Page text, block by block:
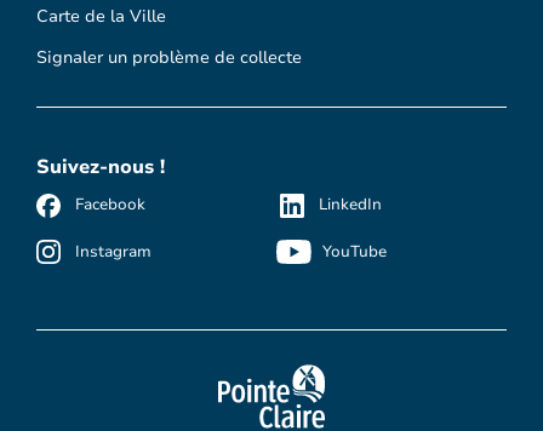
Carte de la Ville
Signaler un problème de collecte
Suivez-nous !
Facebook
Instagram
LinkedIn
YouTube